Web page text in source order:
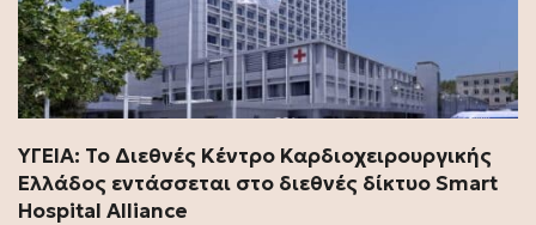
ΥΓΕΙΑ: Το Διεθνές Κέντρο Καρδιοχειρουργικής
Ελλάδος εντάσσεται στο διεθνές δίκτυο Smart
Hospital Alliance